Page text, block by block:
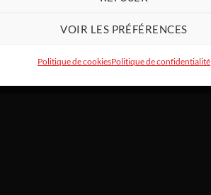
VOIR LES PRÉFÉRENCES
Politique de cookiesPolitique de confidentialité